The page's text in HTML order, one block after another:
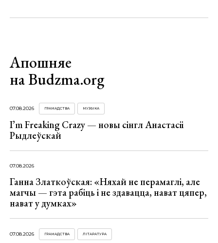
Апошняе
на Budzma.org
07.08.2026 ГРАМАДСТВА МУЗЫКА
I’m Freaking Crazy — новы сінгл Анастасіі
Рыдлеўскай
07.08.2026
Ганна Златкоўская: «Няхай не перамаглі, але
магчы — гэта рабіць і не здавацца, нават цяпер,
нават у думках»
07.08.2026 ГРАМАДСТВА ЛІТАРАТУРА